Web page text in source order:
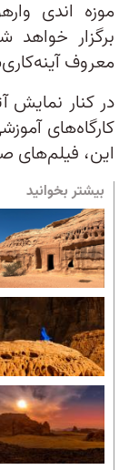
موزه اندی
برگزار
معروف
در کنار نمایش
کارگاه‌های
این، فیلم‌های
بیشتر بخوانید